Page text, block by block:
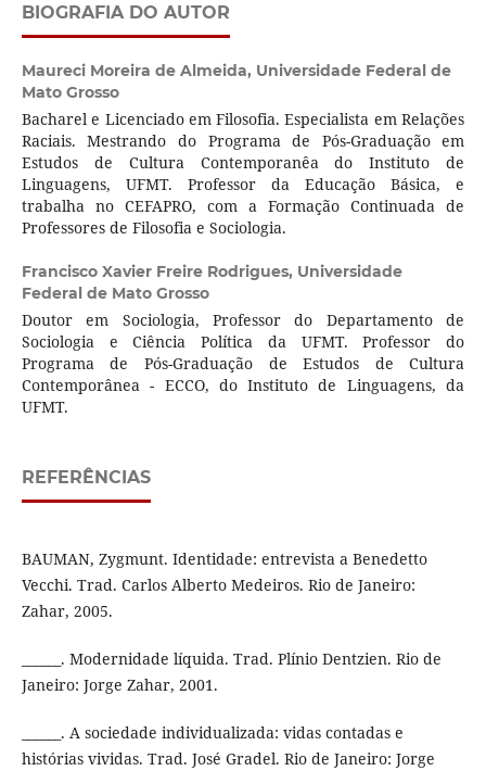
BIOGRAFIA DO AUTOR
Maureci Moreira de Almeida, Universidade Federal de
Mato Grosso
Bacharel e Licenciado em Filosofia. Especialista em Relações
Raciais. Mestrando do Programa de Pós-Graduação em
Estudos de Cultura Contemporanêa do Instituto de
Linguagens, UFMT. Professor da Educação Básica, e
trabalha no CEFAPRO, com a Formação Continuada de
Professores de Filosofia e Sociologia.
Francisco Xavier Freire Rodrigues, Universidade
Federal de Mato Grosso
Doutor em Sociologia, Professor do Departamento de
Sociologia e Ciência Política da UFMT. Professor do
Programa de Pós-Graduação de Estudos de Cultura
Contemporânea - ECCO, do Instituto de Linguagens, da
UFMT.
REFERÊNCIAS
BAUMAN, Zygmunt. Identidade: entrevista a Benedetto
Vecchi. Trad. Carlos Alberto Medeiros. Rio de Janeiro:
Zahar, 2005.
______. Modernidade líquida. Trad. Plínio Dentzien. Rio de
Janeiro: Jorge Zahar, 2001.
______. A sociedade individualizada: vidas contadas e
histórias vividas. Trad. José Gradel. Rio de Janeiro: Jorge